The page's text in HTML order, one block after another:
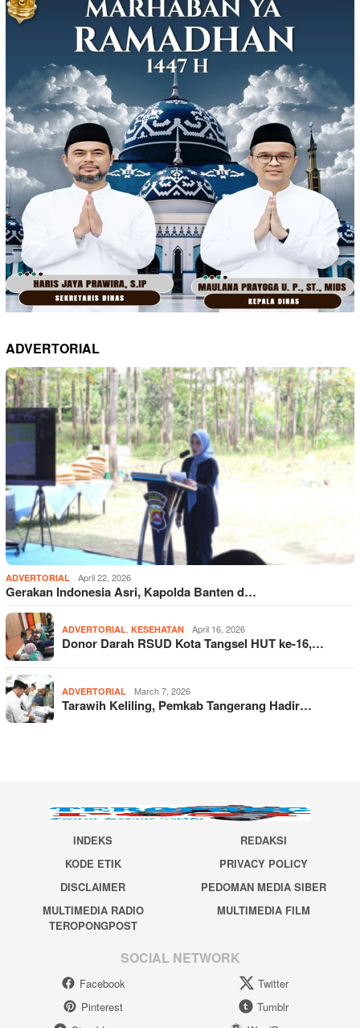
ADVERTORIAL
ADVERTORIAL April 22, 2026
Gerakan Indonesia Asri, Kapolda Banten d…
ADVERTORIAL KESEHATAN April 16, 2026
Donor Darah RSUD Kota Tangsel HUT ke-16,…
ADVERTORIAL March 7, 2026
Tarawih Keliling, Pemkab Tangerang Hadir…
INDEKS
REDAKSI
KODE ETIK
PRIVACY POLICY
DISCLAIMER
PEDOMAN MEDIA SIBER
MULTIMEDIA RADIO
TEROPONGPOST
MULTIMEDIA FILM
SOCIAL NETWORK
Facebook
Twitter
Pinterest
Tumblr